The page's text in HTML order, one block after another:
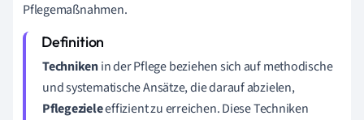
Pflegemaßnahmen.
Technikenin der Pflege beziehen sich auf methodische
und systematische Ansätze, die darauf abzielen,
Pflegezieleeffizient zu erreichen. Diese Techniken